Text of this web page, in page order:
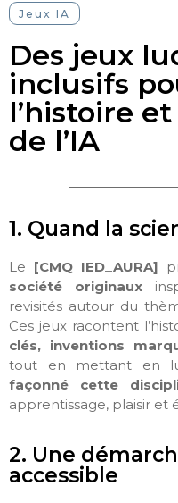
Jeux IA
Des jeux
inclusifs
l’histoire
de l’IA
1. Quand la
Le [CMQ IED_AURA]
société originaux
revisités autour du
Ces jeux racontent
clés, inventions
tout en mettant en
façonné cette
apprentissage, plaisir et
2. Une
accessible